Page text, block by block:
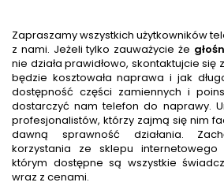
Zapraszamy wszystkich użytkowników
z nami. Jeżeli tylko zauważycie że
nie działa prawidłowo, skontaktujcie się
będzie kosztowała naprawa i jak
dostępność części zamiennych i
dostarczyć nam telefon do naprawy.
profesjonalistów, którzy zajmą się nim
dawną sprawność działania.
korzystania ze sklepu internetowego
którym dostępne są wszystkie
wraz z cenami.